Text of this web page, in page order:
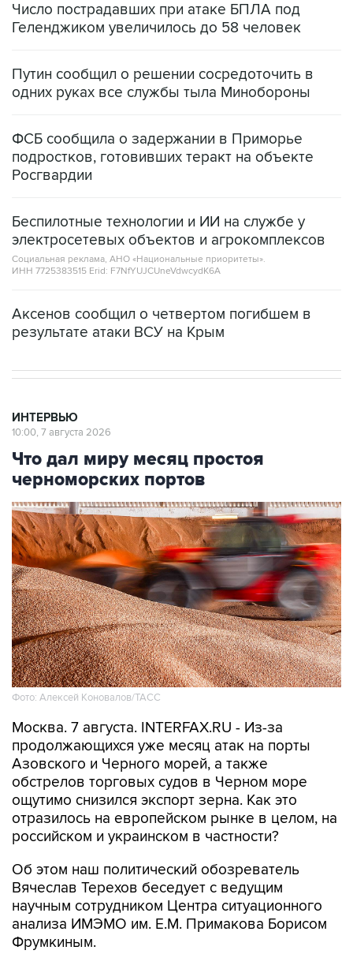
Число пострадавших при атаке БПЛА под
Геленджиком увеличилось до 58 человек
Путин сообщил о решении сосредоточить в
одних руках все службы тыла Минобороны
ФСБ сообщила о задержании в Приморье
подростков, готовивших теракт на объекте
Росгвардии
Беспилотные технологии и ИИ на службе у
электросетевых объектов и агрокомплексов
Социальная реклама, АНО «Национальные приоритеты».
ИНН 7725383515 Erid: F7NfYUJCUneVdwcydK6A
Аксенов сообщил о четвертом погибшем в
результате атаки ВСУ на Крым
ИНТЕРВЬЮ
10:00, 7 августа 2026
Что дал миру месяц простоя
черноморских портов
Фото: Алексей Коновалов/ТАСС
Москва. 7 августа. INTERFAX.RU - Из-за
продолжающихся уже месяц атак на порты
Азовского и Черного морей, а также
обстрелов торговых судов в Черном море
ощутимо снизился экспорт зерна. Как это
отразилось на европейском рынке в целом, на
российском и украинском в частности?
Об этом наш политический обозреватель
Вячеслав Терехов беседует с ведущим
научным сотрудником Центра ситуационного
анализа ИМЭМО им. Е.М. Примакова Борисом
Фрумкиным.